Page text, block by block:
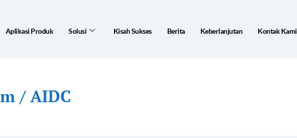
Aplikasi Produk Solusi Kisah Sukses Berita Keberlanjutan Kontak Kami
/ AIDC